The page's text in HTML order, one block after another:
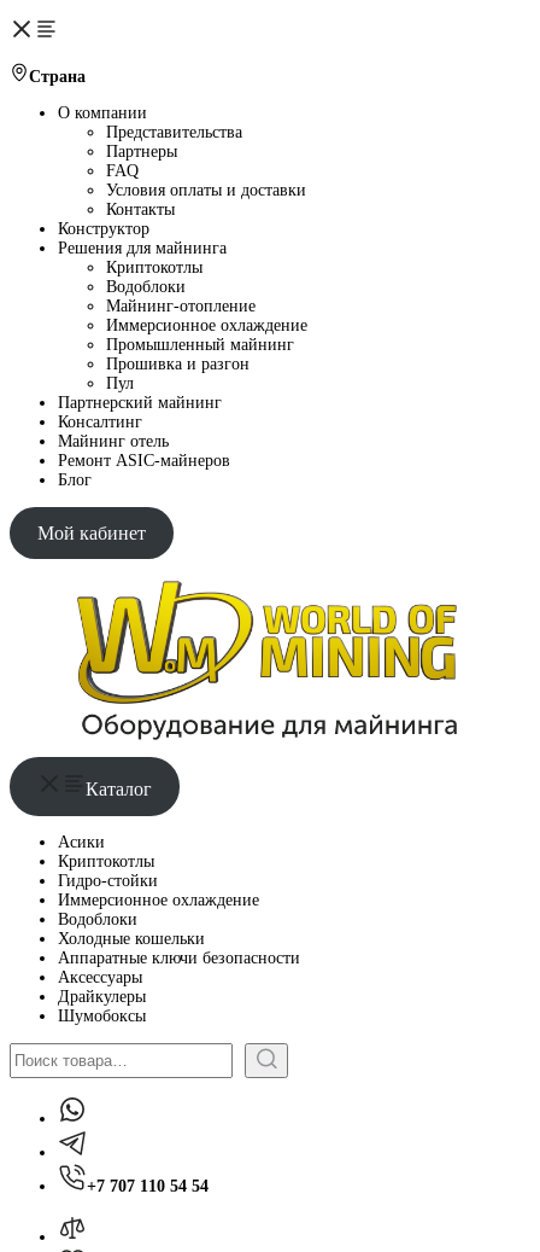
Страна
О компании
Представительства
Партнеры
FAQ
Условия оплаты и доставки
Контакты
Конструктор
Решения для майнинга
Криптокотлы
Водоблоки
Майнинг-отопление
Иммерсионное охлаждение
Промышленный майнинг
Прошивка и разгон
Пул
Партнерский майнинг
Консалтинг
Майнинг отель
Ремонт ASIC-майнеров
Блог
Мой кабинет
Каталог
Асики
Криптокотлы
Гидро-стойки
Иммерсионное охлаждение
Водоблоки
Холодные кошельки
Аппаратные ключи безопасности
Аксессуары
Драйкулеры
Шумобоксы
Поиск
+7 707 110 54 54